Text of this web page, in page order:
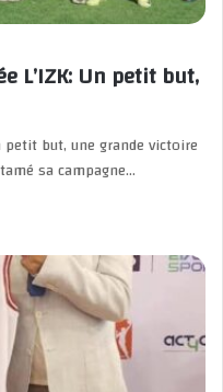
L’IZK: Un petit but,
petit but, une grande victoire
sa campagne…